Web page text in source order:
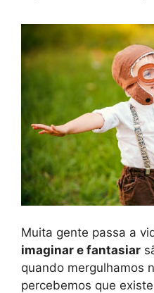
Muita gente passa a
imaginar e fantasiar
quando mergulhamos
percebemos que